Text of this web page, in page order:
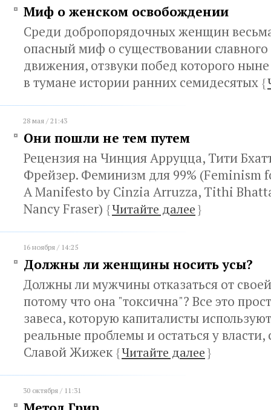
Миф о женском освобождении
Среди добропорядочных женщин
опасный миф о существовании
движения, отзвуки побед которого
в тумане истории ранних семидесятых {
28 мая / 21:43
Они пошли не тем путем
Рецензия на Чинция Арруцца, Тити
Фрейзер. Феминизм для 99% (Feminism
A Manifesto by Cinzia Arruzza, Tithi
Nancy Fraser) {Читайте далее}
16 ноября / 14:25
Должны ли женщины носить усы?
Должны ли мужчины отказаться от
потому что она "токсична"? Все это
завеса, которую капиталисты
реальные проблемы и остаться у
Славой Жижек{Читайте далее}
30 октября / 11:31